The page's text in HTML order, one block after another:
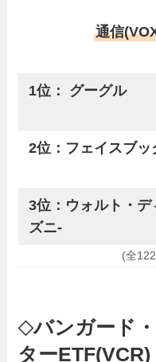
通信
1位： グーグル
2位：フェイスブッ
3位：ウォルト・
ズニ-
(全
◇バンガード
ターETF(VCR)